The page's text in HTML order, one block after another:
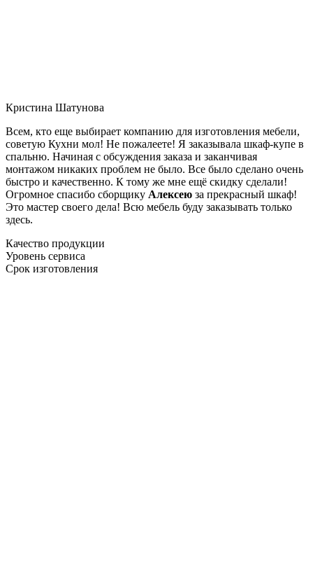
Кристина Шатунова
Всем, кто еще выбирает компанию для изготовления мебели,
советую Кухни мол! Не пожалеете! Я заказывала шкаф-купе в
спальню. Начиная с обсуждения заказа и заканчивая
монтажом никаких проблем не было. Все было сделано очень
быстро и качественно. К тому же мне ещё скидку сделали!
Огромное спасибо сборщику Алексею за прекрасный шкаф!
Это мастер своего дела! Всю мебель буду заказывать только
здесь.
Качество продукции
Уровень сервиса
Срок изготовления